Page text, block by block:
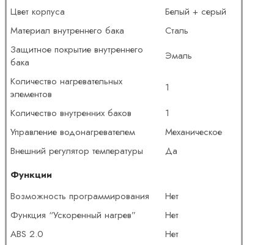
Цвет корпуса
Белый + серый
Материал внутреннего бака
Сталь
Защитное покрытие внутреннего
бака
Эмаль
Количество нагревательных
элементов
1
Количество внутренних баков
1
Управление водонагревателем
Механическое
Внешний регулятор температуры
Да
Функции
Возможность программирования
Нет
Функция “Ускоренный нагрев”
Нет
ABS 2.0
Нет